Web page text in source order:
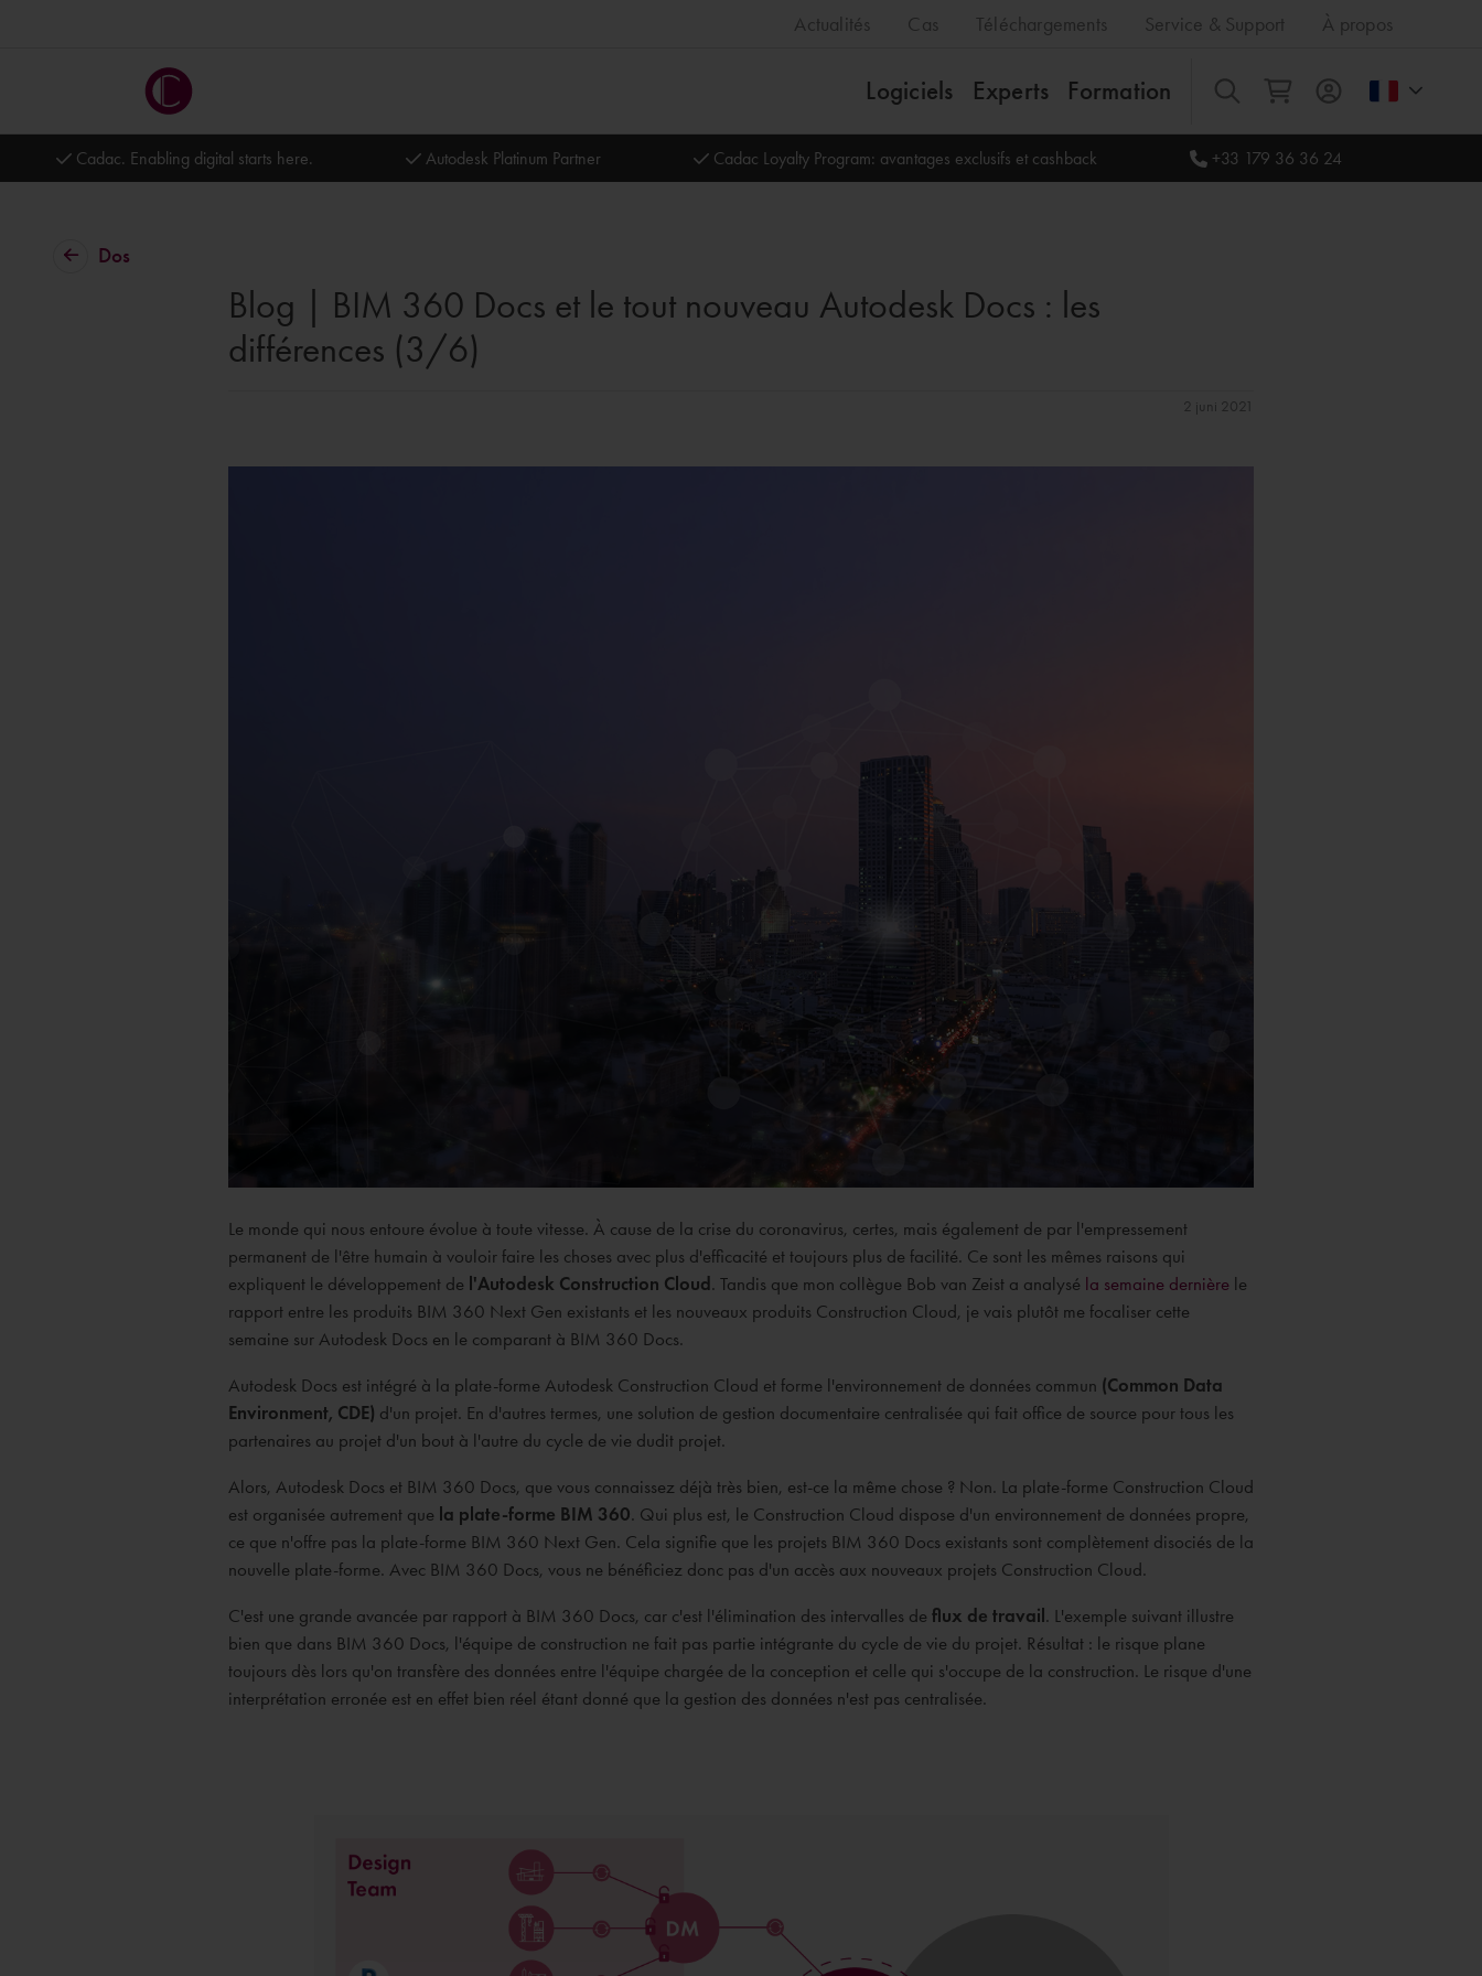
Actualités Cas Téléchargements Service & Support À propos
Logiciels Experts Formation Tout
Cadac. Enabling digital starts here. Autodesk Platinum Partner Cadac Loyalty Program: avantages exclusifs et cashback +33 179 36 36 24
Dos
Blog | BIM 360 Docs et le tout nouveau Autodesk Docs : les
différences (3/6)
2 juni 2021
Le monde qui nous entoure évolue à toute vitesse. À cause de la crise du coronavirus, certes, mais également de par l'empressement
permanent de l'être humain à vouloir faire les choses avec plus d'efficacité et toujours plus de facilité. Ce sont les mêmes raisons qui
expliquent le développement de l'Autodesk Construction Cloud. Tandis que mon collègue Bob van Zeist a analysé la semaine dernière le
rapport entre les produits BIM 360 Next Gen existants et les nouveaux produits Construction Cloud, je vais plutôt me focaliser cette
semaine sur Autodesk Docs en le comparant à BIM 360 Docs.
Autodesk Docs est intégré à la plate-forme Autodesk Construction Cloud et forme l'environnement de données commun (Common Data
Environment, CDE) d'un projet. En d'autres termes, une solution de gestion documentaire centralisée qui fait office de source pour tous les
partenaires au projet d'un bout à l'autre du cycle de vie dudit projet.
Alors, Autodesk Docs et BIM 360 Docs, que vous connaissez déjà très bien, est-ce la même chose ? Non. La plate-forme Construction Cloud
est organisée autrement que la plate-forme BIM 360. Qui plus est, le Construction Cloud dispose d'un environnement de données propre,
ce que n'offre pas la plate-forme BIM 360 Next Gen. Cela signifie que les projets BIM 360 Docs existants sont complètement disociés de la
nouvelle plate-forme. Avec BIM 360 Docs, vous ne bénéficiez donc pas d'un accès aux nouveaux projets Construction Cloud.
C'est une grande avancée par rapport à BIM 360 Docs, car c'est l'élimination des intervalles de flux de travail. L'exemple suivant illustre
bien que dans BIM 360 Docs, l'équipe de construction ne fait pas partie intégrante du cycle de vie du projet. Résultat : le risque plane
toujours dès lors qu'on transfère des données entre l'équipe chargée de la conception et celle qui s'occupe de la construction. Le risque d'une
interprétation erronée est en effet bien réel étant donné que la gestion des données n'est pas centralisée.